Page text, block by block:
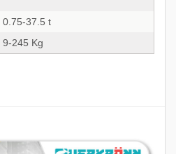
0.75-37.5 t
9-245 Kg